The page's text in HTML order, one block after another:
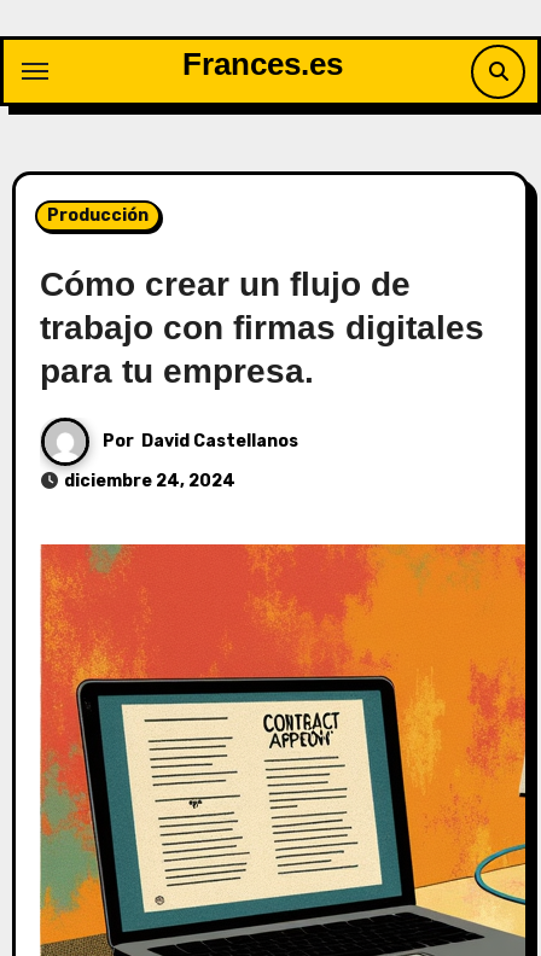
contenido
Frances.es
Producción
Cómo crear un flujo de
trabajo con firmas digitales
para tu empresa.
Por David Castellanos
diciembre 24, 2024